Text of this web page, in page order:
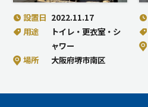
設置日 2022.11.17
用途
トイレ・更衣室・シ
ャワー
場所
大阪府堺市南区